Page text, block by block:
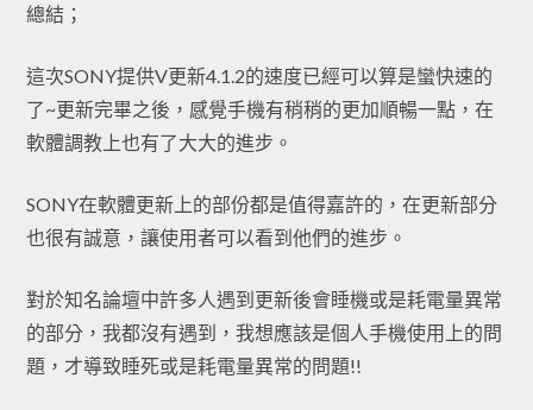
總結；
這次SONY提供V更新4.1.2的速度已經可以算是蠻快速的
了~更新完畢之後，感覺手機有稍稍的更加順暢一點，在
軟體調教上也有了大大的進步。
SONY在軟體更新上的部份都是值得嘉許的，在更新部分
也很有誠意，讓使用者可以看到他們的進步。
對於知名論壇中許多人遇到更新後會睡機或是耗電量異常
的部分，我都沒有遇到，我想應該是個人手機使用上的問
題，才導致睡死或是耗電量異常的問題!!